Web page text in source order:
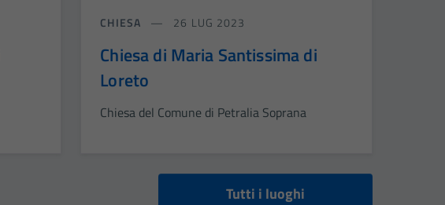
CHIESA 26 LUG 2023
Chiesa di Maria Santissima di
Loreto
Chiesa del Comune di Petralia Soprana
Tutti i luoghi